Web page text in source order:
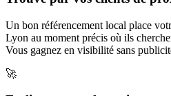
Un bon référencement local place
Lyon au moment précis où ils
Vous gagnez en visibilité sans
🚀